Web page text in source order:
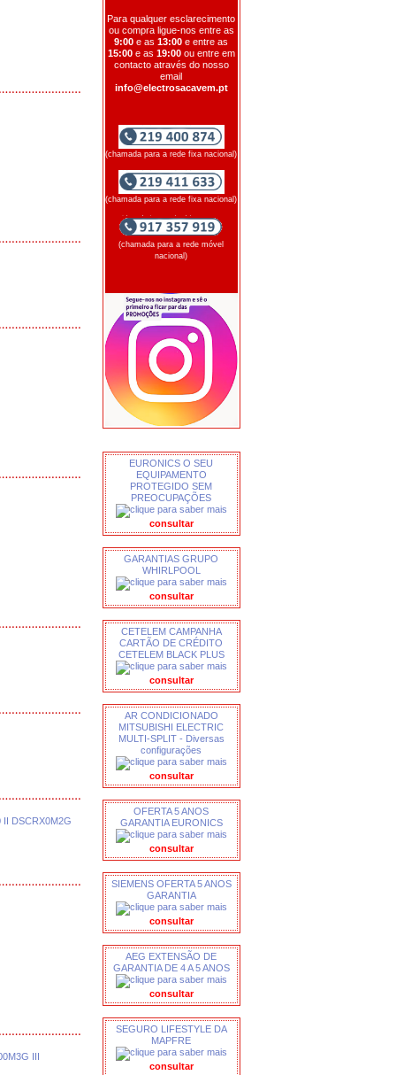
II DSCRX0M2G
III
Para qualquer esclarecimento
ou compra ligue-nos entre as
9:00 e as 13:00 e entre as
15:00e as 19:00 ou entre em
contacto através do nosso
email
info@electrosacavem.pt
(chamada para a rede fixa nacional)
(chamada para a rede fixa nacional)
(chamada para a rede móvel
nacional)
EURONICS O SEU
EQUIPAMENTO
PROTEGIDO SEM
PREOCUPAÇÕES
consultar
GARANTIAS GRUPO
WHIRLPOOL
consultar
CETELEM CAMPANHA
CARTÃO DE CRÉDITO
CETELEM BLACK PLUS
consultar
AR CONDICIONADO
MITSUBISHI ELECTRIC
MULTI-SPLIT - Diversas
configurações
consultar
OFERTA 5 ANOS
GARANTIA EURONICS
consultar
SIEMENS OFERTA 5 ANOS
GARANTIA
consultar
AEG EXTENSÃO DE
GARANTIA DE 4 A 5 ANOS
consultar
SEGURO LIFESTYLE DA
MAPFRE
consultar